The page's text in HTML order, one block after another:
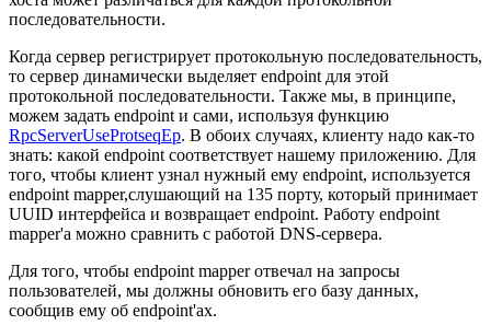
последовательности.
Когда сервер регистрирует протокольную последовательность,
то сервер динамически выделяет endpoint для этой
протокольной последовательности. Также мы, в принципе,
можем задать endpoint и сами, используя функцию
RpcServerUseProtseqEp. В обоих случаях, клиенту надо как-то
знать: какой endpoint соответствует нашему приложению. Для
того, чтобы клиент узнал нужный ему endpoint, используется
endpoint mapper,слушающий на 135 порту, который принимает
UUID интерфейса и возвращает endpoint. Работу endpoint
mapper'а можно сравнить с работой DNS-сервера.
Для того, чтобы endpoint mapper отвечал на запросы
пользователей, мы должны обновить его базу данных,
сообщив ему об endpoint'ах.